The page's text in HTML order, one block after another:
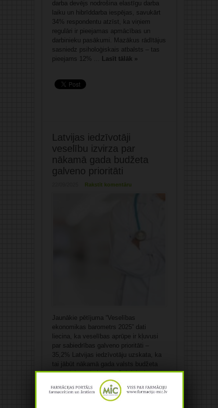
darba devējs nodrošina elastīgu darba
laiku un hibrīddarba iespējas, savukārt
34% respondentu atzīst, ka viņiem
regulāri ir pieejamas apmācības un
darbinieku pasākumi. Mazākus rādītājus
sasniedz psiholoģiskais atbalsts – tas
pieejams 12% ... Lasīt tālāk »
Latvijas iedzīvotāji
veselību izvirza par
nākamā gada budžeta
galveno prioritāti
Rakstīt komentāru
Jaunākie pētījuma “Veselības
ekonomikas barometrs 2025” dati
liecina, ka veselības aprūpe ir kļuvusi
par sabiedrības galveno prioritāti –
35,2% Latvijas iedzīvotāju uzskata, ka
tai jābūt nākamā gada valsts budžeta
centrālajam virzienam. Salīdzinājumam
– ekonomisko attīstību par svarīgāko
atzīmējuši 20,6%, bet drošību un
aizsardzību – 20,1% respondentu.